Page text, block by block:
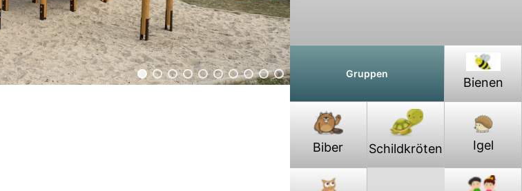
Gruppen
Bienen
Biber Schildkröten Igel